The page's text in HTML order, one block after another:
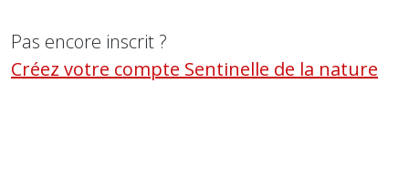
Pas encore inscrit ?
Créez votre compte Sentinelle de la nature